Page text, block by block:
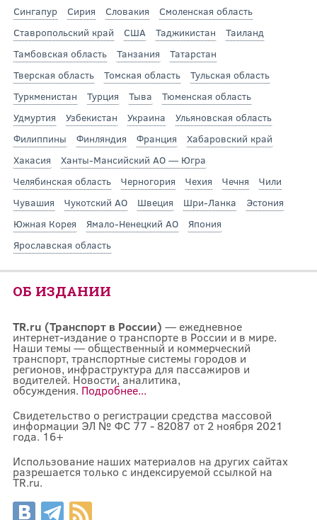
Сингапур
Сирия Словакия
Смоленская область
Ставропольский край
США Таджикистан
Таиланд
Тамбовская область
Танзания
Татарстан
Тверская область
Томская область
Тульская область
Туркменистан
Турция Тыва
Тюменская область
Удмуртия
Узбекистан Украина
Ульяновская область
Филиппины
Финляндия Франция
Хабаровский край
Хакасия
Ханты-Мансийский АО — Югра
Челябинская область
Черногория Чехия Чечня
Чили
Чувашия
Чукотский АО Швеция Шри-Ланка
Эстония
Южная Корея
Ямало-Ненецкий АО
Япония
Ярославская область
ОБ ИЗДАНИИ
TR.ru (Транспорт в России) — ежедневное
интернет-издание о транспорте в России и в мире.
Наши темы — общественный и коммерческий
транспорт, транспортные системы городов и
регионов, инфраструктура для пассажиров и
водителей. Новости, аналитика,
обсуждения. Подробнее...
Свидетельство о регистрации средства массовой
информации ЭЛ № ФС 77 - 82087 от 2 ноября 2021
года. 16+
Использование наших материалов на других сайтах
разрешается только с индексируемой ссылкой на
TR.ru.